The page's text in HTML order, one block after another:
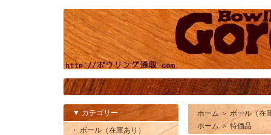
▼ カテゴリー
・ ボール（在庫あり）
ホーム ＞ ボール（在
ホーム ＞ 特価品